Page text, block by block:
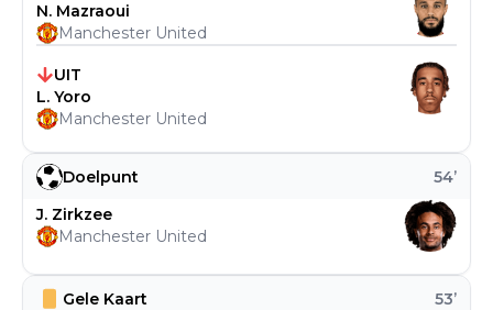
Gele Kaart 53’
Doelpunt 54’
J. Zirkzee
Manchester United
N. Mazraoui
Manchester United
UIT
L. Yoro
Manchester United